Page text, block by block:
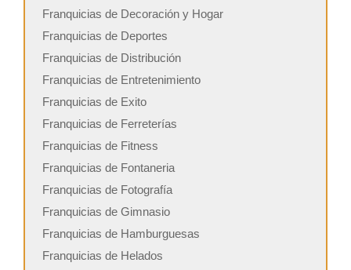
Franquicias de Decoración y Hogar
Franquicias de Deportes
Franquicias de Distribución
Franquicias de Entretenimiento
Franquicias de Exito
Franquicias de Ferreterías
Franquicias de Fitness
Franquicias de Fontaneria
Franquicias de Fotografía
Franquicias de Gimnasio
Franquicias de Hamburguesas
Franquicias de Helados